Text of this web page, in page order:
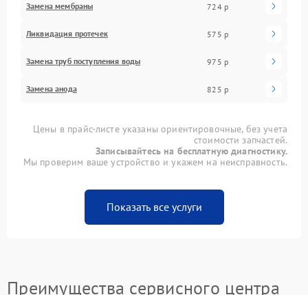
Замена мембраны 724 р
Ликвидация протечек 575 р
Замена труб поступления воды 975 р
Замена анода 825 р
Цены в прайс-листе указаны ориентировочные, без учета
стоимости запчастей.
Записывайтесь на бесплатную диагностику.
Мы проверим ваше устройство и укажем на неисправность.
Показать все услуги
Преимущества сервисного центра